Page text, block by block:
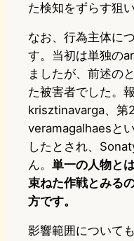
た検知をずらす狙
なお、行為主体に
す。当初は単独の
ましたが、前述の
た被害者でした。
krisztinavarga、第
veramagalhaesと
したとされ、
ん。 単一の人物と
束ねた作戦とみる
方です。
影響範囲について